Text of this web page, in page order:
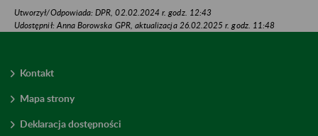
Utworzył/Odpowiada: DPR, 02.02.2024 r. godz. 12:43
Udostępnił: Anna Borowska GPR, aktualizacja 26.02.2025 r. godz. 11:48
Kontakt
Mapa strony
Deklaracja dostępności